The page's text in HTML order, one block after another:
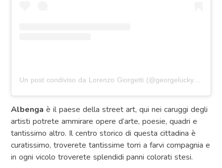
Albenga è il paese della street art, qui nei caruggi degli
artisti potrete ammirare opere d’arte, poesie, quadri e
tantissimo altro. Il centro storico di questa cittadina è
curatissimo, troverete tantissime torri a farvi compagnia e
in ogni vicolo troverete splendidi panni colorati stesi.